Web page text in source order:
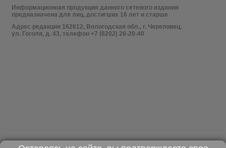
Информационная продукция данного сетевого издания
предназначена для лиц, достигших 16 лет и старше
Адрес редакции 162612, Вологодская обл., г. Череповец,
ул. Гоголя, д. 43, телефон +7 (8202) 28-20-40